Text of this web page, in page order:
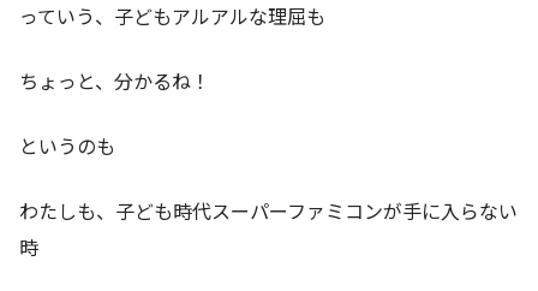
っていう、子どもアルアルな理屈も
ちょっと、分かるね！
というのも
わたしも、子ども時代スーパーファミコンが手に入らない
時